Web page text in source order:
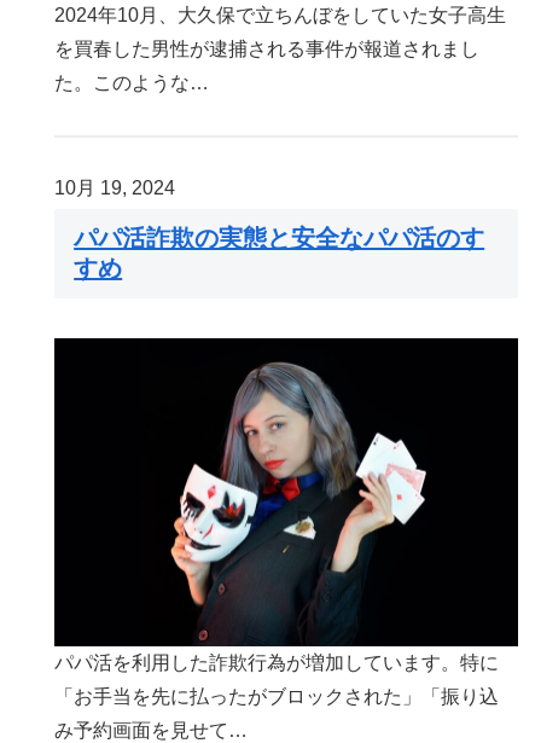
2024年10月、大久保で立ちんぼをしていた女子高生
を買春した男性が逮捕される事件が報道されまし
た。このような…
10月 19, 2024
パパ活詐欺の実態と安全なパパ活のす
すめ
パパ活を利用した詐欺行為が増加しています。特に
「お手当を先に払ったがブロックされた」「振り込
み予約画面を見せて…